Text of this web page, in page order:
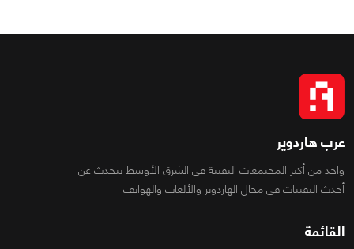
عرب هاردوير
واحد من أكبر المجتمعات التقنية فى الشرق الأوسط تتحدث عن
أحدث التقنيات فى مجال الهاردوير والألعاب والهواتف
القائمة